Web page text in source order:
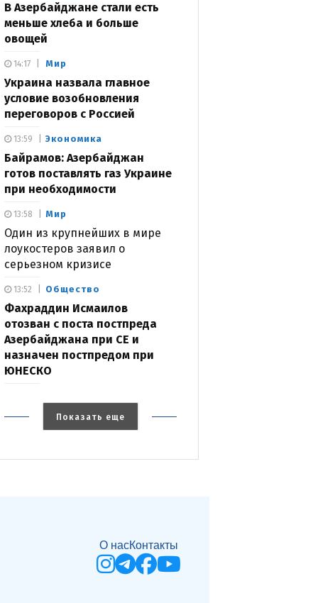
В Азербайджане стали есть
меньше хлеба и больше
овощей
Мир
Украина назвала главное
условие возобновления
переговоров с Россией
14:17
Экономика
Байрамов: Азербайджан
готов поставлять газ Украине
при необходимости
13:59
Мир
Один из крупнейших в мире
лоукостеров заявил о
серьезном кризисе
13:58
Общество
Фахраддин Исмаилов
отозван с поста постпреда
Азербайджана при СЕ и
назначен постпредом при
ЮНЕСКО
13:52
Показать еще
О насКонтакты